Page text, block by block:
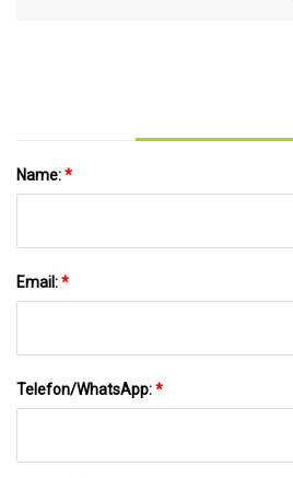
Name:*
Email:*
Telefon/WhatsApp:*